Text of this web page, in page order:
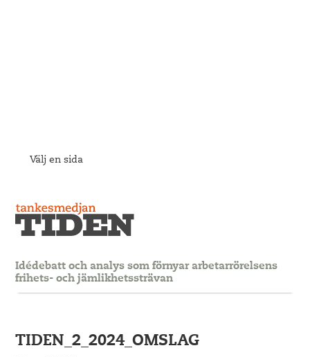
Välj en sida
Idédebatt och analys som förnyar arbetarrörelsens
frihets- och jämlikhetssträvan
TIDEN_2_2024_OMSLAG